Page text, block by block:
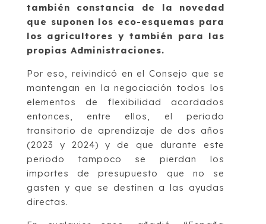
también constancia de la novedad
que suponen los eco-esquemas para
los agricultores y también para las
propias Administraciones.
Por eso, reivindicó en el Consejo que se
mantengan en la negociación todos los
elementos de flexibilidad acordados
entonces, entre ellos, el periodo
transitorio de aprendizaje de dos años
(2023 y 2024) y de que durante este
periodo tampoco se pierdan los
importes de presupuesto que no se
gasten y que se destinen a las ayudas
directas.